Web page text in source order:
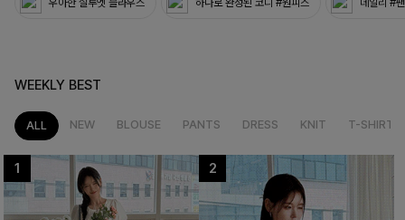
우아한 실루엣 블라우스 하나로 완성된 코디 #원피스 데일리 #
WEEKLY BEST
ALL NEW BLOUSE PANTS DRESS KNIT T-SHIRT